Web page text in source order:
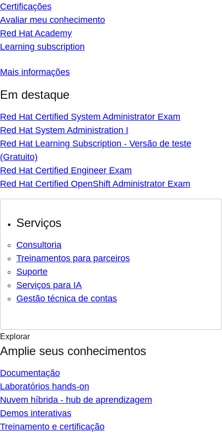
Certificações
Avaliar meu conhecimento
Red Hat Academy
Learning subscription
Mais informações
Em destaque
Red Hat Certified System Administrator Exam
Red Hat System Administration I
Red Hat Learning Subscription - Versão de teste
(Gratuito)
Red Hat Certified Engineer Exam
Red Hat Certified OpenShift Administrator Exam
Serviços
Consultoria
Treinamentos para parceiros
Suporte
Serviços para IA
Gestão técnica de contas
Explorar
Amplie seus conhecimentos
Documentação
Laboratórios hands-on
Nuvem híbrida - hub de aprendizagem
Demos interativas
Treinamento e certificação